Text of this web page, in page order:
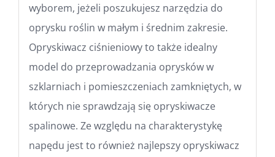
wyborem, jeżeli poszukujesz narzędzia do
oprysku roślin w małym i średnim zakresie.
Opryskiwacz ciśnieniowy to także idealny
model do przeprowadzania oprysków w
szklarniach i pomieszczeniach zamkniętych, w
których nie sprawdzają się opryskiwacze
spalinowe. Ze względu na charakterystykę
napędu jest to również najlepszy opryskiwacz